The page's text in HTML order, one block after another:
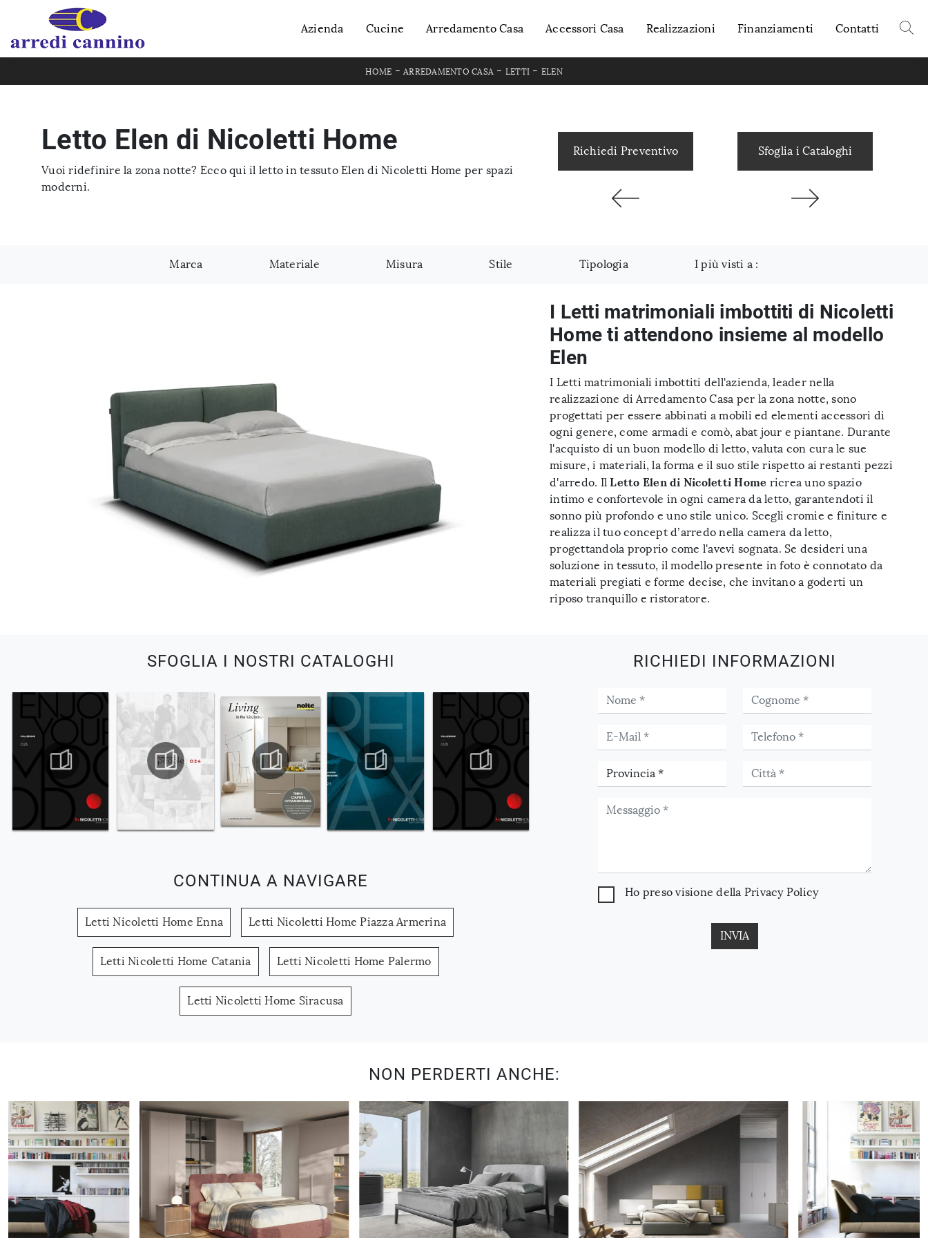
Azienda Cucine Arredamento Casa Accessori Casa Realizzazioni Finanziamenti Contatti
HOME - ARREDAMENTO CASA - LETTI - ELEN
Letto Elen di Nicoletti Home
Vuoi ridefinire la zona notte? Ecco qui il letto in tessuto Elen di Nicoletti Home per spazi
moderni.
Richiedi Preventivo Sfoglia i Cataloghi
Marca Materiale Misura Stile Tipologia I più visti a :
I Letti matrimoniali imbottiti di Nicoletti
Home ti attendono insieme al modello
Elen
I Letti matrimoniali imbottiti dell'azienda, leader nella
realizzazione di Arredamento Casa per la zona notte, sono
progettati per essere abbinati a mobili ed elementi accessori di
ogni genere, come armadi e comò, abat jour e piantane. Durante
l'acquisto di un buon modello di letto, valuta con cura le sue
misure, i materiali, la forma e il suo stile rispetto ai restanti pezzi
d'arredo. IlLetto Elen di Nicoletti Home ricrea uno spazio
intimo e confortevole in ogni camera da letto, garantendoti il
sonno più profondo e uno stile unico. Scegli cromie e finiture e
realizza il tuo concept d’arredo nella camera da letto,
progettandola proprio come l'avevi sognata. Se desideri una
soluzione in tessuto, il modello presente in foto è connotato da
materiali pregiati e forme decise, che invitano a goderti un
riposo tranquillo e ristoratore.
SFOGLIA I NOSTRI CATALOGHI
CONTINUA A NAVIGARE
Letti Nicoletti Home Enna Letti Nicoletti Home Piazza Armerina
Letti Nicoletti Home Catania Letti Nicoletti Home Palermo
Letti Nicoletti Home Siracusa
RICHIEDI INFORMAZIONI
Ho preso visione della Privacy Policy
INVIA
NON PERDERTI ANCHE: